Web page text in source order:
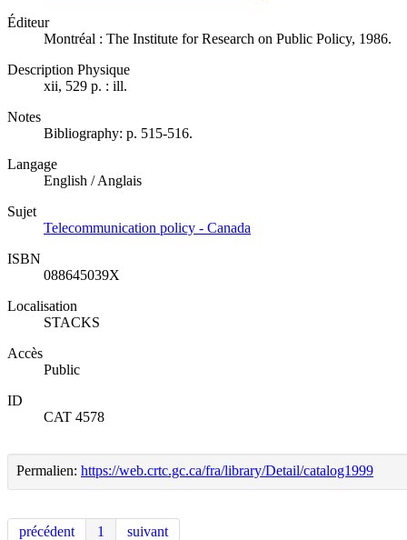
Éditeur
Montréal : The Institute for Research on Public Policy, 1986.
Description Physique
xii, 529 p. : ill.
Notes
Bibliography: p. 515-516.
Langage
English / Anglais
Sujet
Telecommunication policy - Canada
ISBN
088645039X
Localisation
STACKS
Accès
Public
ID
CAT 4578
Permalien: https://web.crtc.gc.ca/fra/library/Detail/catalog1999
précédent 1 suivant